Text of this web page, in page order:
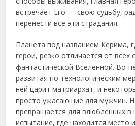
встречает Его — свою судьбу,
перенести все эти страдания.
Планета под названием Керима,
герои, резко отличается от всех
фантастической Вселенной. Во-
развитая по технологическим
ней царит матриархат, и
просто ужасающие для мужчин.
превращается для влюбленных в
испытание, где находится место и